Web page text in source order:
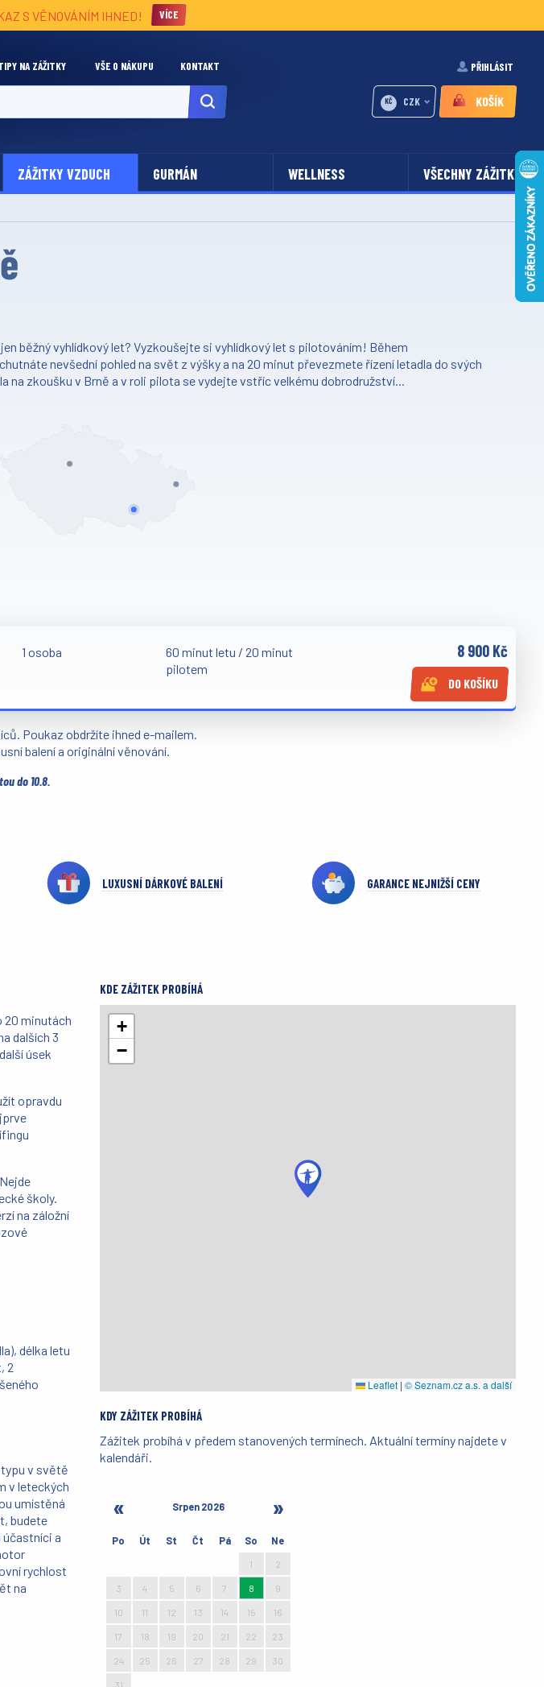
S VĚNOVÁNÍM IHNED! VÍCE
NA ZÁŽITKY VŠE O NÁKUPU KONTAKT PŘIHLÁSIT
KČ CZK KOŠÍK
ZÁŽITKY VZDUCH GURMÁN WELLNESS VŠECHNY ZÁŽITKY
běžný vyhlídkový let? Vyzkoušejte si vyhlídkový let s pilotováním! Během
nevšední pohled na svět z výšky a na 20 minut převezmete řízení letadla do svých
na zkoušku v Brně a v roli pilota se vydejte vstříc velkému dobrodružství...
1 osoba
60 minut letu / 20 minut
pilotem
8 900 Kč
DO KOŠÍKU
Poukaz obdržíte ihned e-mailem.
balení a originální věnování.
do 10.8.
LUXUSNÍ DÁRKOVÉ BALENÍ GARANCE NEJNIŽŠÍ CENY
20 minutách
dalších 3
úsek
opravdu
školy.
na záložní
délka letu
2
v světě
v leteckých
umístěná
budete
účastníci a
rychlost
na
KDE ZÁŽITEK PROBÍHÁ
+
−
Leaflet | © Seznam.cz a.s. a další
KDY ZÁŽITEK PROBÍHÁ
Zážitek probíhá v předem stanovených termínech. Aktuální termíny najdete v
kalendáři.
Srpen 2026
Po Út St Čt Pá So Ne
1 2
3 4 5 6 7 8 9
10 11 12 13 14 15 16
17 18 19 20 21 22 23
24 25 26 27 28 29 30
31